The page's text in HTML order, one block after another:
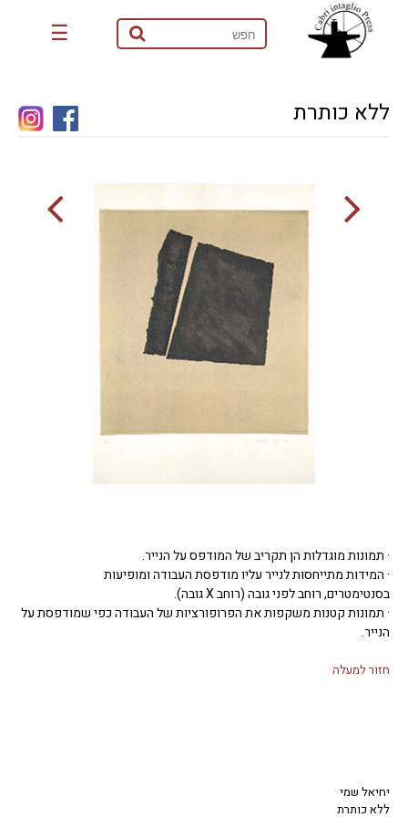
☰
ללא כותרת
· תמונות מוגדלות הן תקריב של המודפס על הנייר.
· המידות מתייחסות לנייר עליו מודפסת העבודה ומופיעות
בסנטימטרים, רוחב לפני גובה (רוחב X גובה).
· תמונות קטנות משקפות את הפרופורציות של העבודה כפי שמודפסת על
הנייר.
חזור למעלה
יחיאל שמי
ללא כותרת